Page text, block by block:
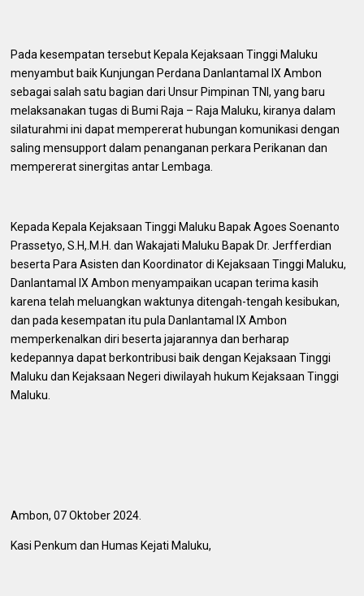
Pada kesempatan tersebut Kepala Kejaksaan Tinggi Maluku
menyambut baik Kunjungan Perdana Danlantamal IX Ambon
sebagai salah satu bagian dari Unsur Pimpinan TNI, yang baru
melaksanakan tugas di Bumi Raja – Raja Maluku, kiranya dalam
silaturahmi ini dapat mempererat hubungan komunikasi dengan
saling mensupport dalam penanganan perkara Perikanan dan
mempererat sinergitas antar Lembaga.
Kepada Kepala Kejaksaan Tinggi Maluku Bapak Agoes Soenanto
Prassetyo, S.H,.M.H. dan Wakajati Maluku Bapak Dr. Jerfferdian
beserta Para Asisten dan Koordinator di Kejaksaan Tinggi Maluku,
Danlantamal IX Ambon menyampaikan ucapan terima kasih
karena telah meluangkan waktunya ditengah-tengah kesibukan,
dan pada kesempatan itu pula Danlantamal IX Ambon
memperkenalkan diri beserta jajarannya dan berharap
kedepannya dapat berkontribusi baik dengan Kejaksaan Tinggi
Maluku dan Kejaksaan Negeri diwilayah hukum Kejaksaan Tinggi
Maluku.
Ambon, 07 Oktober 2024.
Kasi Penkum dan Humas Kejati Maluku,